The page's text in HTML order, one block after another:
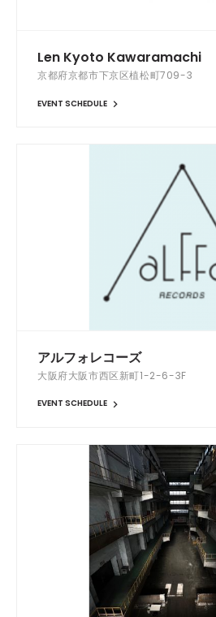
Len Kyoto Kawaramachi
京都府京都市下京区植松町709-3
EVENT SCHEDULE
アルフォレコーズ
大阪府大阪市西区新町1-2-6-3F
EVENT SCHEDULE